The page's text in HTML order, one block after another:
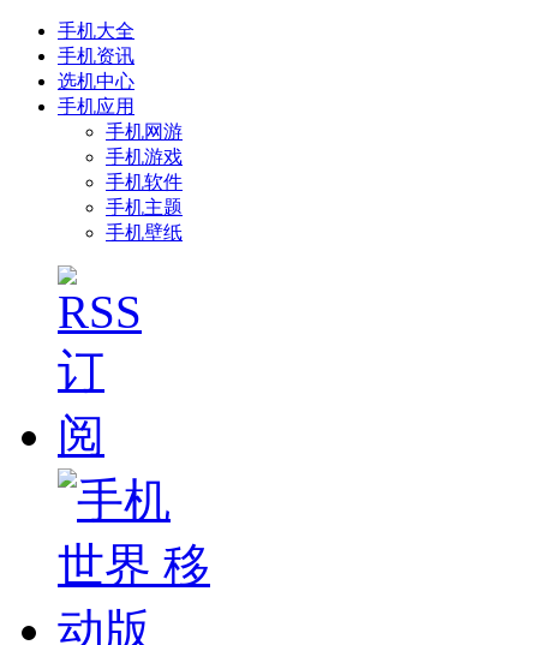
手机大全
手机资讯
选机中心
手机应用
手机网游
手机游戏
手机软件
手机主题
手机壁纸